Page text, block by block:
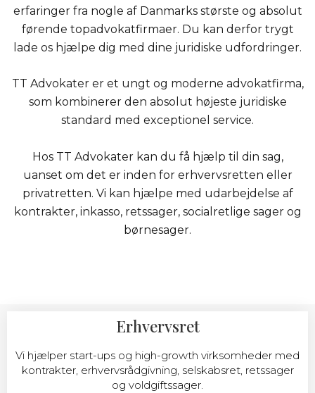
erfaringer fra nogle af Danmarks største og absolut
førende topadvokatfirmaer. Du kan derfor trygt
lade os hjælpe dig med dine juridiske udfordringer.
TT Advokater er et ungt og moderne advokatfirma,
som kombinerer den absolut højeste juridiske
standard med exceptionel service.
Hos TT Advokater kan du få hjælp til din sag,
uanset om det er inden for erhvervsretten eller
privatretten. Vi kan hjælpe med udarbejdelse af
kontrakter, inkasso, retssager, socialretlige sager og
børnesager.
Erhvervsret
Vi hjælper start-ups og high-growth virksomheder med
kontrakter, erhvervsrådgivning, selskabsret, retssager
og voldgiftssager.